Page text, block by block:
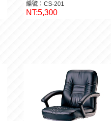
編號：CS-201
NT:5,300